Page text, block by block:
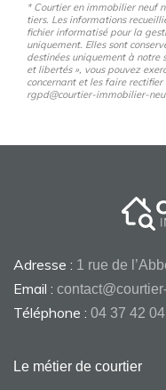
* Courtier en immobilier neuf
tiers. Les informations
fichier informatisé pour la
uniquement. Elles sont
destinées uniquement à
et libertés », vous pouvez
concernant et les faire
rgpd@courtier-immobilier-
Adresse : 1 rue de
Email :
Téléphone : 04 37 42
Le métier de courtier